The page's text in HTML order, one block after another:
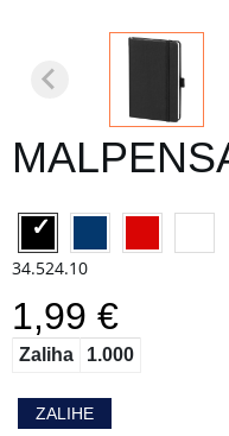
34.524.10
1,99 €
Zaliha 1.000
ZALIHE